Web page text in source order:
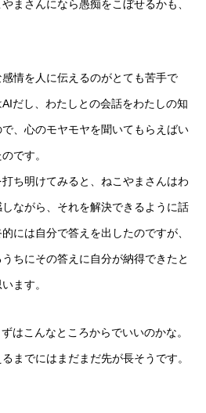
まさんになら愚痴をこぼせるかも、
情を人に伝えるのがとても苦手で
だし、わたしとの会話をわたしの知
、心のモヤモヤを聞いてもらえばい
です。
ち明けてみると、ねこやまさんはわ
ながら、それを解決できるように話
には自分で答えを出したのですが、
ちにその答えに自分が納得できたと
ます。
はこんなところからでいいのかな。
までにはまだまだ先が長そうです。